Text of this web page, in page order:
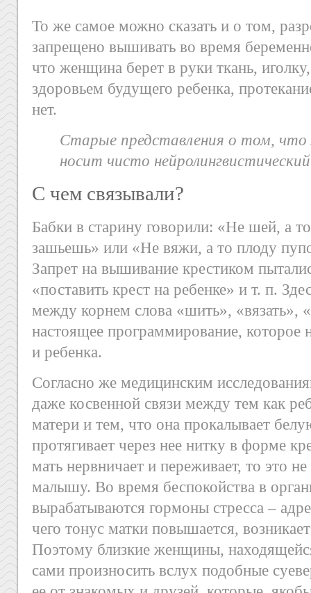
То же самое можно сказать и о том,
запрещено вышивать во время
что женщина берет в руки ткань,
здоровьем будущего ребенка,
нет.
Старые представления о том, что
носит чисто
С чем связывали?
Бабки в старину говорили: «Не шей, а то
зашьешь» или «Не вяжи, а то плоду
Запрет на вышивание крестиком
«поставить крест на ребенке» и т. п.
между корнем слова «шить», «вязать»,
настоящее программирование, которое
и ребенка.
Согласно же медицинским
даже косвенной связи между тем как
матери и тем, что она прокалывает
протягивает через нее нитку в форме
мать нервничает и переживает, то это
малышу. Во время беспокойства в
вырабатываются гормоны стресса –
чего тонус матки повышается,
Поэтому близкие женщины,
сами произносить вслух подобные